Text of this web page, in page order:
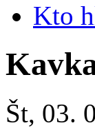
Kto
Št, 03.